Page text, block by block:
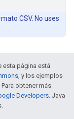
CSV. No uses
esta página está
, y los ejemplos
Para obtener más
Developers. Java